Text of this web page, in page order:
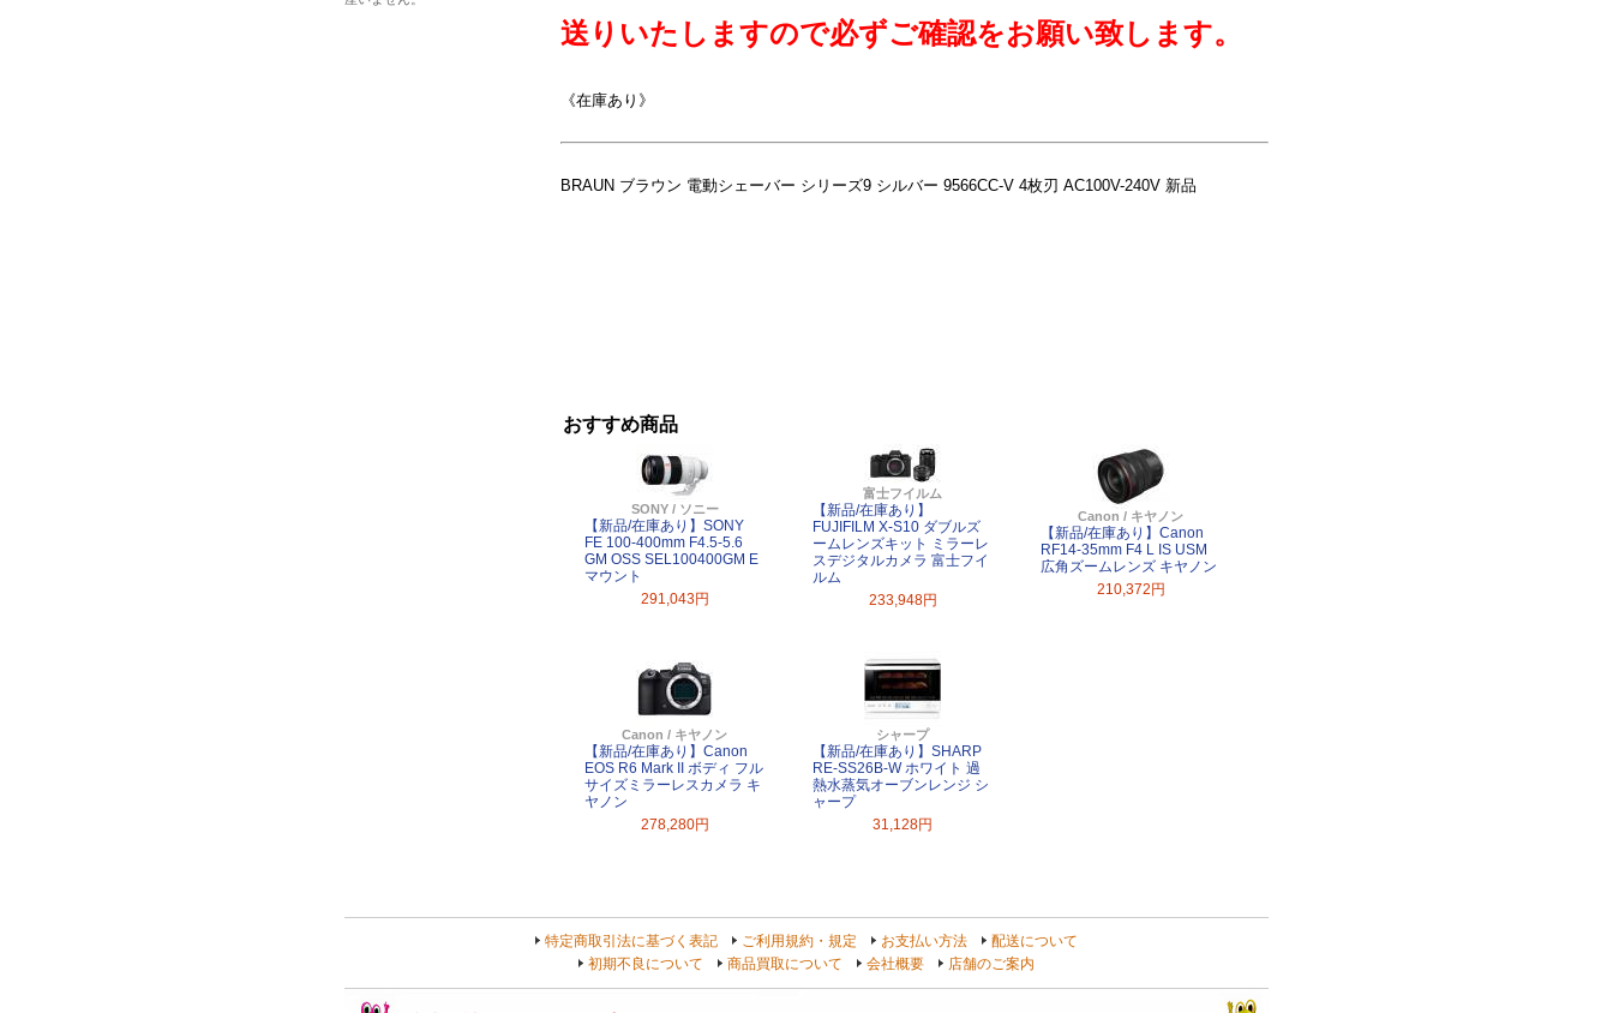
送りいたしますので必ずご確認をお願い致します。
《在庫あり》
BRAUN ブラウン 電動シェーバー シリーズ9 シルバー 9566CC-V 4枚刃 AC100V-240V 新品
おすすめ商品
SONY / ソニー
【新品/在庫あり】SONY
FE 100-400mm F4.5-5.6
GM OSS SEL100400GM E
マウント
291,043円
富士フイルム
【新品/在庫あり】
FUJIFILM X-S10 ダブルズ
ームレンズキット ミラーレ
スデジタルカメラ 富士フイ
ルム
233,948円
Canon / キヤノン
【新品/在庫あり】Canon
RF14-35mm F4 L IS USM
広角ズームレンズ キヤノン
210,372円
Canon / キヤノン
【新品/在庫あり】Canon
EOS R6 Mark II ボディ フル
サイズミラーレスカメラ キ
ヤノン
278,280円
シャープ
【新品/在庫あり】SHARP
RE-SS26B-W ホワイト 過
熱水蒸気オーブンレンジ シ
ャープ
31,128円
特定商取引法に基づく表記 ご利用規約・規定 お支払い方法
配送について
初期不良について
商品買取について 会社概要 店舗のご案内